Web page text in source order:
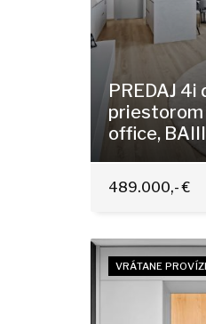
PREDAJ 4i
priestorom
office, BAIII
Trnavská
489.000,- €
VRÁTANE